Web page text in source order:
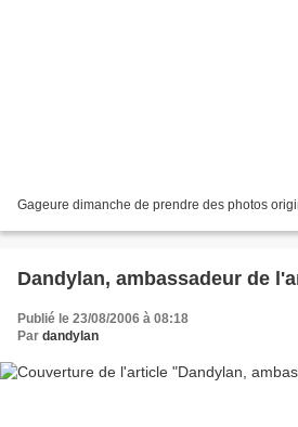
Gageure dimanche de prendre des photos
Dandylan, ambassadeur de
Publié le 23/08/2006 à 08:18
Par dandylan